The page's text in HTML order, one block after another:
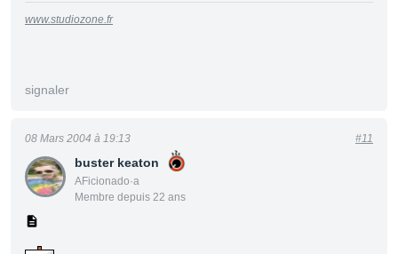
www.studiozone.fr
signaler
buster keaton
AFicionado·a
Membre depuis 22 ans
08 Mars 2004 à 19:13 #11